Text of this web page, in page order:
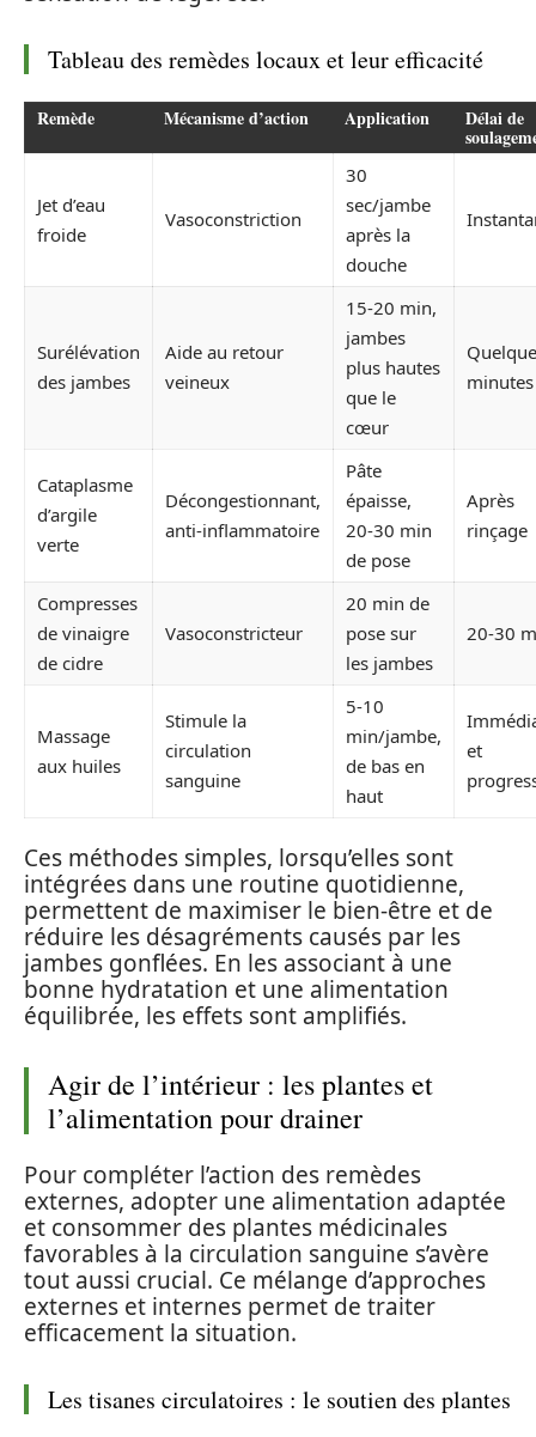
Tableau des remèdes locaux et leur efficacité
Remède Mécanisme d’action Application Délai de
Jet d’eau
froide
Vasoconstriction
30
sec/jambe
après la
douche
Surélévation
des jambes
Aide au retour
veineux
15-20 min,
jambes
plus hautes
que le
cœur
minutes
Cataplasme
d’argile
verte
Décongestionnant,
anti-inflammatoire
Pâte
épaisse,
20-30 min
de pose
Après
rinçage
Compresses
de vinaigre
de cidre
Vasoconstricteur
20 min de
pose sur
les jambes
20-30
Massage
aux huiles
Stimule la
circulation
sanguine
5-10
min/jambe,
de bas en
haut
et
Ces méthodes simples, lorsqu’elles sont
intégrées dans une routine quotidienne,
permettent de maximiser le bien-être et de
réduire les désagréments causés par les
jambes gonflées. En les associant à une
bonne hydratation et une alimentation
équilibrée, les effets sont amplifiés.
Agir de l’intérieur : les plantes et
l’alimentation pour drainer
Pour compléter l’action des remèdes
externes, adopter une alimentation adaptée
et consommer des plantes médicinales
favorables à la circulation sanguine s’avère
tout aussi crucial. Ce mélange d’approches
externes et internes permet de traiter
efficacement la situation.
Les tisanes circulatoires : le soutien des plantes